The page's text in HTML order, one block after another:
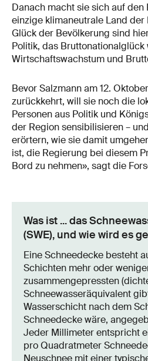
Danach macht sie sich auf
einzige klimaneutrale Land der
Glück der Bevölkerung sind
Politik, das
Wirtschaftswachstum und
Bevor Salzmann am 12.
zurückkehrt, will sie noch die
Personen aus Politik und
der Region sensibilisieren –
erörtern, wie sie damit
ist, die Regierung bei diesem
Bord zu nehmen», sagt die
Was ist ... das
(SWE), und wie wird es
Eine Schneedecke besteht
Schichten mehr oder
zusammengepressten
Schneewasseräquivalent
Wasserschicht nach dem
Schneedecke wäre,
Jeder Millimeter entspricht
pro Quadratmeter
Neuschnee mit einer